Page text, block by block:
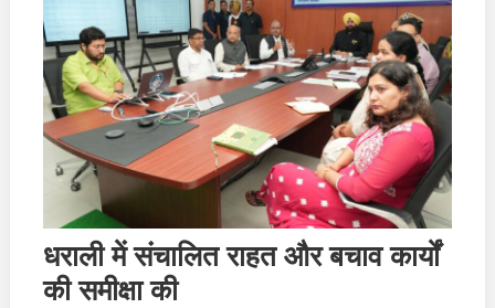
धराली में संचालित राहत और बचाव कार्यों
की समीक्षा की